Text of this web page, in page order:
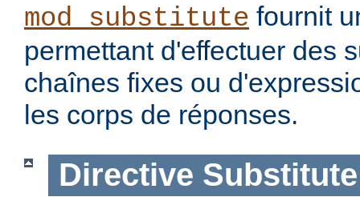
mod_substitute fournit
permettant d'effectuer des
chaînes fixes ou
les corps de réponses.
Directive Substitute